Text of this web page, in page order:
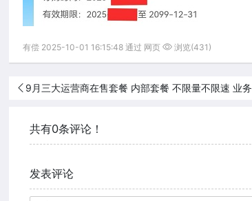
有偿 2025-10-01 16:15:48 通过 网页 浏览(431)
9月三大运营商在售套餐 内部套餐 不限量不限速 业务
共有0条评论！
发表评论